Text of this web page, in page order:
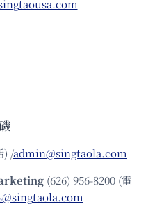
) /admin@singtaola.com
(626) 956-8200 (電